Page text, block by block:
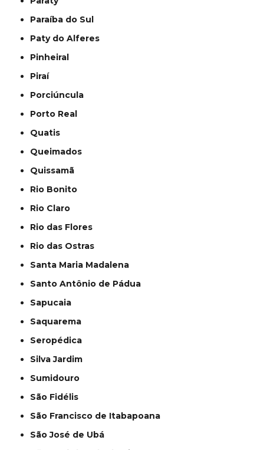
Paraíba do Sul
Paty do Alferes
Pinheiral
Piraí
Porciúncula
Porto Real
Quatis
Queimados
Quissamã
Rio Bonito
Rio Claro
Rio das Flores
Rio das Ostras
Santa Maria Madalena
Santo Antônio de Pádua
Sapucaia
Saquarema
Seropédica
Silva Jardim
Sumidouro
São Fidélis
São Francisco de Itabapoana
São José de Ubá